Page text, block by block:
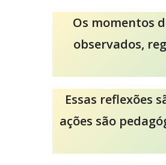
Os momentos
observados,
Essas reflexões
ações são